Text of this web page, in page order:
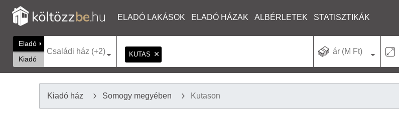
ELADÓ LAKÁSOK ELADÓ HÁZAK ALBÉRLETEK STATISZTIKÁK
Eladó
Kiadó
Családi ház (+2) KUTAS ár (M Ft)
Kiadó ház Somogy megyében Kutason